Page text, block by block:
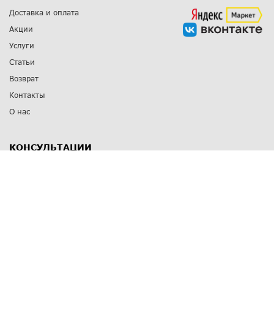
Доставка и оплата
Акции
Услуги
Статьи
Возврат
Контакты
О нас
КОНСУЛЬТАЦИИ